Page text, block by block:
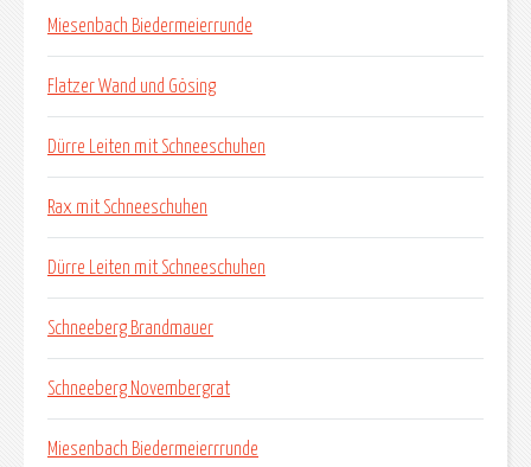
Miesenbach Biedermeierrunde
Flatzer Wand und Gösing
Dürre Leiten mit Schneeschuhen
Rax mit Schneeschuhen
Dürre Leiten mit Schneeschuhen
Schneeberg Brandmauer
Schneeberg Novembergrat
Miesenbach Biedermeierrrunde